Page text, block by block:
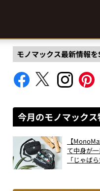
モノマックス最新情報を
今月のモノマック
【
て中身が
「じゃば